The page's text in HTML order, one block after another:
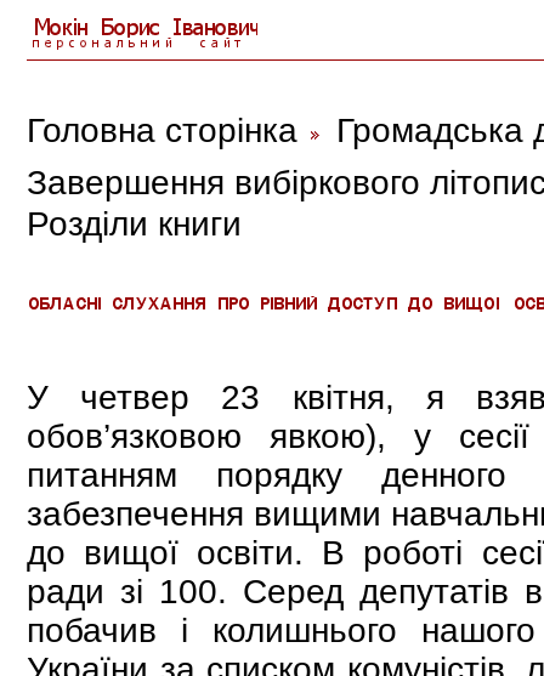
Головна сторінка
Громадська
Завершення вибіркового
Розділи книги
У четвер 23 квітня, я
обов’язковою явкою), у
питанням порядку
забезпечення вищими
до вищої освіти. В роботі
ради зі 100. Серед депутатів в
побачив і колишнього